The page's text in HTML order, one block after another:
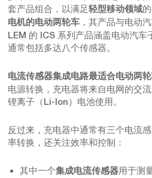
套产品组合，以满足轻型移动领域
电机的电动两轮车 ，其产品与电动
LEM 的 ICS 系列产品涵盖电动汽车
通常包括多达八个传感器。
电流传感器集成电路最适合电动两
电源转换，充电器将来自电网的交
锂离子（Li-Ion）电池使用。
反过来，充电器中通常有三个电流
率转换，还关注效率和控制：
其中一个集成电流传感器用于测